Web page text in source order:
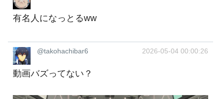
有名人になっとるww
@takohachibar6 2026-05-04 00:00:26
動画バズってない？